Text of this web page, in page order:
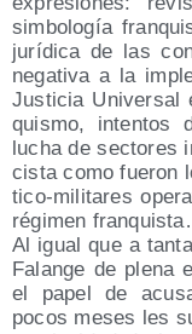
sim­bo­lo­gía
jurí­di­ca de las
nega­ti­va a la
Jus­ti­cia
quis­mo, inten­tos
lucha de sec­to­res
cis­ta como fue­ron
ti­co-mili­ta­res
régi­men
Al igual que a
Falan­ge de ple­na
el papel de
pocos meses les